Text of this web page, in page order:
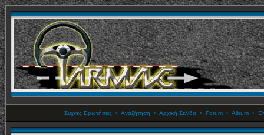
Συχνές Ερωτήσεις • Αναζήτηση • Αρχική Σελίδα• Forum• Album•